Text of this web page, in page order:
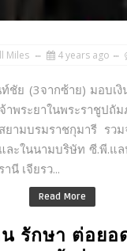
Miles 4 years ago
ชัย (3จากซ้าย) มอบเ
าพระยาในพระราชูปถั
ยามบรมราชกุมารี รว
ละในนามบริษัท ซี.พี.แ
นี เจียรว...
Read More
รักษา ต่อยอ